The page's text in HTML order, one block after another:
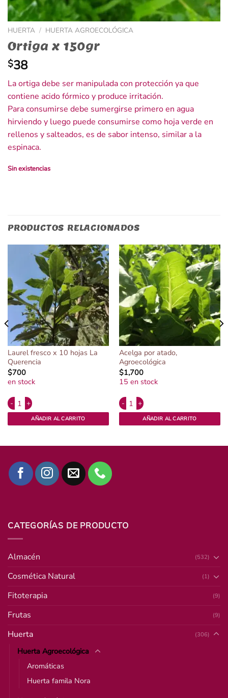
HUERTA / HUERTA AGROECOLÓGICA
Ortiga x 150gr
$38
La ortiga debe ser manipulada con protección ya que
contiene acido fórmico y produce irritación.
Para consumirse debe sumergirse primero en agua
hirviendo y luego puede consumirse como hoja verde en
rellenos y salteados, es de sabor intenso, similar a la
espinaca.
Sin existencias
PRODUCTOS RELACIONADOS
Laurel fresco x 10 hojas La
Querencia
$700
en stock
Laurel fresco x 10 hojas La Querencia cantidad
AÑADIR AL CARRITO
Acelga por atado,
Agroecológica
$1,700
15 en stock
Acelga por atado, Agroecológica
AÑADIR AL CARRITO
cantidad
CATEGORÍAS DE PRODUCTO
Almacén (532)
Cosmética Natural (1)
Fitoterapia (9)
Frutas (9)
Huerta (306)
Huerta Agroecológica
Aromáticas
Huerta famila Nora